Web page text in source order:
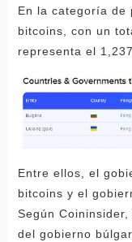
En la categoría de
bitcoins, con un
representa el
Entre ellos, el
bitcoins y el
Según
del gobierno